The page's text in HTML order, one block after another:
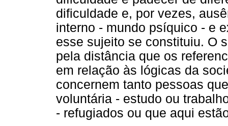
dificuldade e, por vezes,
interno - mundo psíquico - e
esse sujeito se constituiu. O
pela distância que os
em relação às lógicas da
concernem tanto pessoas
voluntária - estudo ou
- refugiados ou que aqui